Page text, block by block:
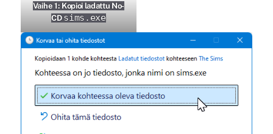
Vaihe 1: Kopioi ladattu No-
CD sims.exe